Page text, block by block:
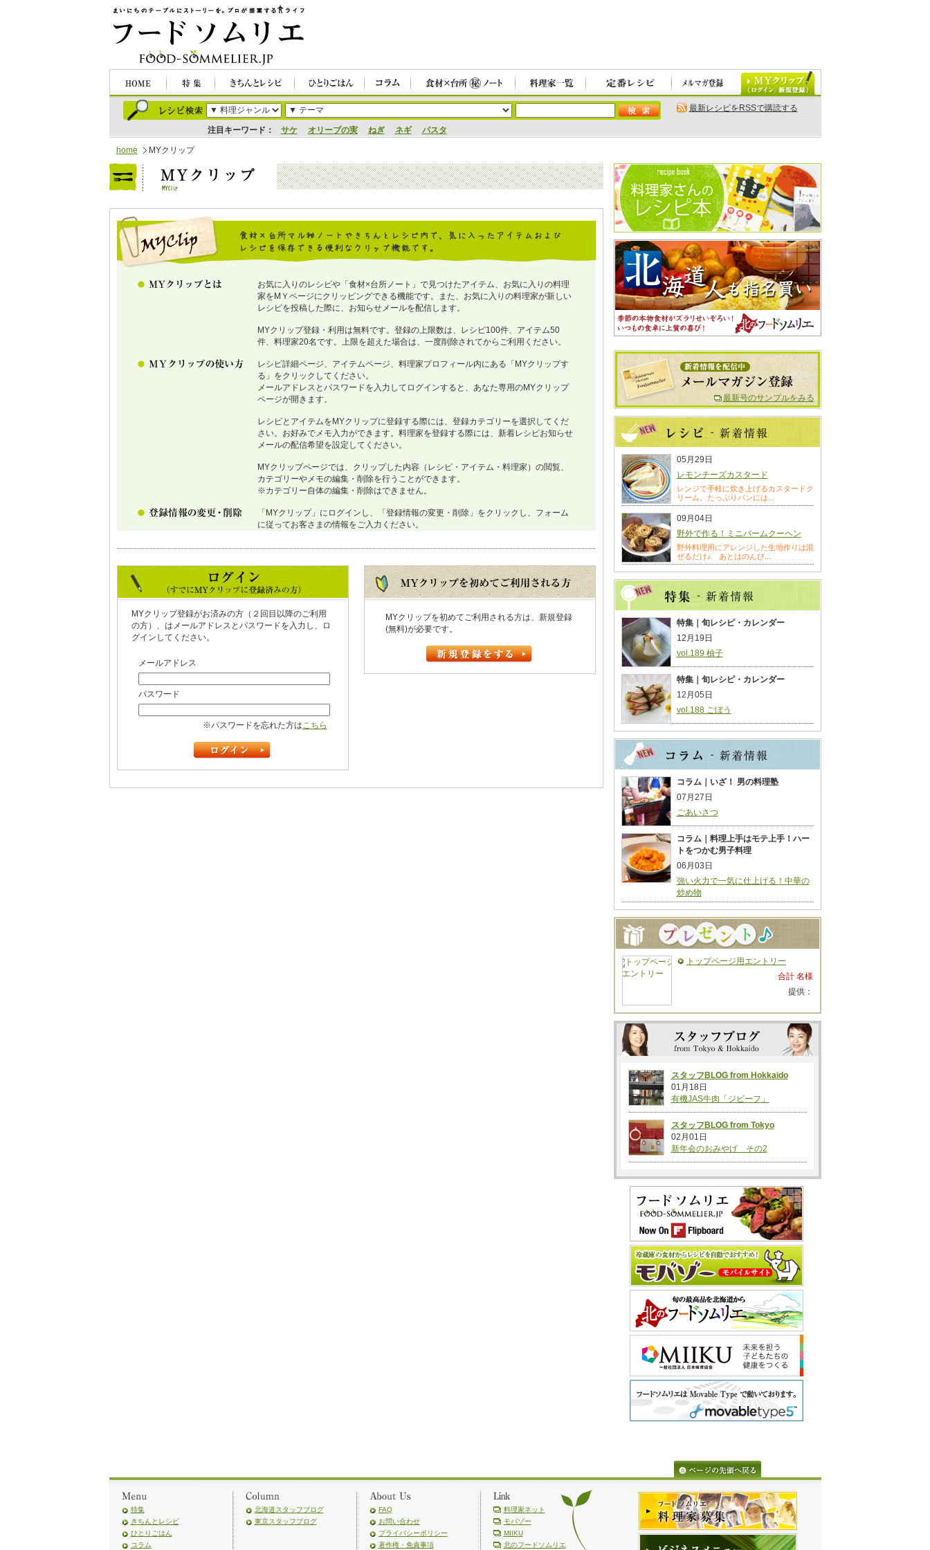
注目キーワード： サケ オリーブの実 ねぎ ネギ パスタ
最新レシピをRSSで購読する
home MYクリップ
お気に入りのレシピや「食材×台所ノート」で見つけたアイテム、お気に入りの料理
家をMＹページにクリッピングできる機能です。また、お気に入りの料理家が新しい
レシピを投稿した際に、お知らせメールを配信します。
MYクリップ登録・利用は無料です。登録の上限数は、レシピ100件、アイテム50
件、料理家20名です。上限を超えた場合は、一度削除されてからご利用ください。
レシピ詳細ページ、アイテムページ、料理家プロフィール内にある「MYクリップす
る」をクリックしてください。
メールアドレスとパスワードを入力してログインすると、あなた専用のMYクリップ
ページが開きます。
レシピとアイテムをMYクリップに登録する際には、登録カテゴリーを選択してくだ
さい。お好みでメモ入力ができます。料理家を登録する際には、新着レシピお知らせ
メールの配信希望を設定してください。
MYクリップページでは、クリップした内容（レシピ・アイテム・料理家）の閲覧、
カテゴリーやメモの編集・削除を行うことができます。
※カテゴリー自体の編集・削除はできません。
「MYクリップ」にログインし、「登録情報の変更・削除」をクリックし、フォーム
に従ってお客さまの情報をご入力ください。
MYクリップ登録がお済みの方（２回目以降のご利用
の方）、はメールアドレスとパスワードを入力し、ロ
グインしてください。
メールアドレス
パスワード
※パスワードを忘れた方はこちら
MYクリップを初めてご利用される方は、新規登録
(無料)が必要です。
最新号のサンプルをみる
05月29日
レモンチーズカスタード
レンジで手軽に炊き上げるカスタードク
リーム。たっぷりパンには...
09月04日
野外で作る！ミニバームクーヘン
野外料理用にアレンジした生地作りは混
ぜるだけ♪ あとはのんび...
特集｜旬レシピ・カレンダー
12月19日
vol.189 柚子
特集｜旬レシピ・カレンダー
12月05日
vol.188 ごぼう
コラム｜いざ！ 男の料理塾
07月27日
ごあいさつ
コラム｜料理上手はモテ上手！ハー
トをつかむ男子料理
06月03日
強い火力で一気に仕上げる！中華の
炒め物
トップページ用エントリー
合計 名様
提供：
スタッフBLOG from Hokkaido
01月18日
有機JAS牛肉「ジビーフ」
スタッフBLOG from Tokyo
02月01日
新年会のおみやげ その2
特集
きちんとレシピ
ひとりごはん
コラム
北海道スタッフブログ
東京スタッフブログ
FAQ
お問い合わせ
プライバシーポリシー
著作権・免責事項
料理家ネット
モバゾー
MIIKU
北のフードソムリエ